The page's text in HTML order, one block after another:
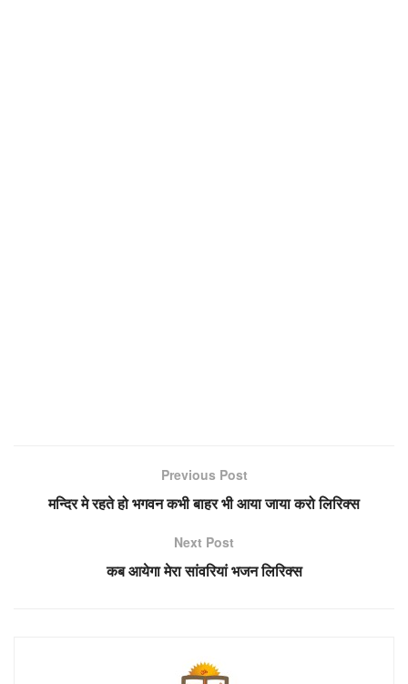
Previous Post
मन्दिर मे रहते हो भगवन कभी बाहर भी आया जाया करो लिरिक्स
Next Post
कब आयेगा मेरा सांवरियां भजन लिरिक्स